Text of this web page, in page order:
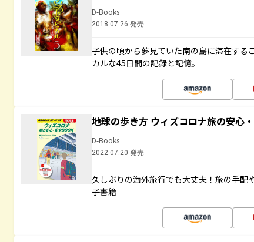
D-Books
2018.07.26 発売
子供の頃から夢見ていた南の島に滞在する
カルな45日間の記録と記憶。
地球の歩き方 ウィズコロナ旅の安心
D-Books
2022.07.20 発売
久しぶりの海外旅行でも大丈夫！旅の手配
子書籍